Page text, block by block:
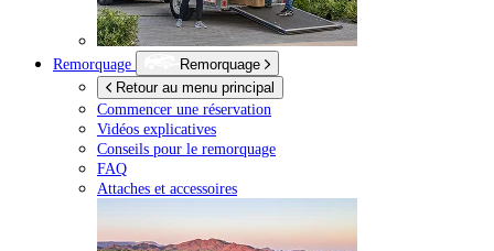
Remorquage
Remorquage
Retour au menu principal
Commencer une réservation
Vidéos explicatives
Conseils pour le remorquage
FAQ
Attaches et accessoires